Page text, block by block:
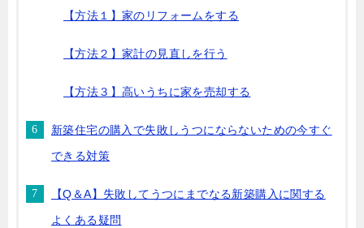
【方法１】家のリフォームをする
【方法２】家計の見直しを行う
【方法３】高いうちに家を売却する
新築住宅の購入で失敗しうつにならないための今すぐ
できる対策
【Q＆A】失敗してうつにまでなる新築購入に関する
よくある疑問